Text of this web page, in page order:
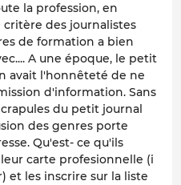
la profession, en
des journalistes
de formation a bien
A une époque, le petit
avait l'honnêteté de ne
d'information. Sans
du petit journal
des genres porte
Qu'est- ce qu'ils
carte profesionnelle (i
et les inscrire sur la liste